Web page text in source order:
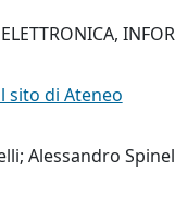
sito di Ateneo
Alessandro